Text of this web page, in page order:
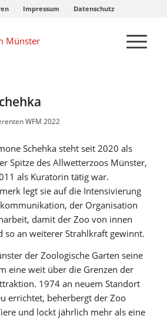
Impressum Datenschutz
WFM 2022
Schehka steht seit 2020 als
Spitze des Allwetterzoos Münster,
als Kuratorin tätig war.
legt sie auf die Intensivierung
der Organisation
damit der Zoo von innen
so an weiterer Strahlkraft gewinnt.
der Zoologische Garten seine
eine weit über die Grenzen der
1974 an neuem Standort
errichtet, beherbergt der Zoo
und lockt jährlich mehr als eine